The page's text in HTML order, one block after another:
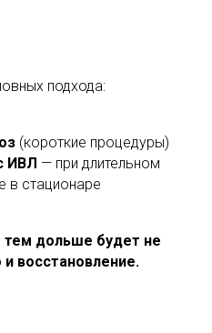
подхода:
(короткие процедуры)
ИВЛ — при длительном
в стационаре
дольше будет не
восстановление.